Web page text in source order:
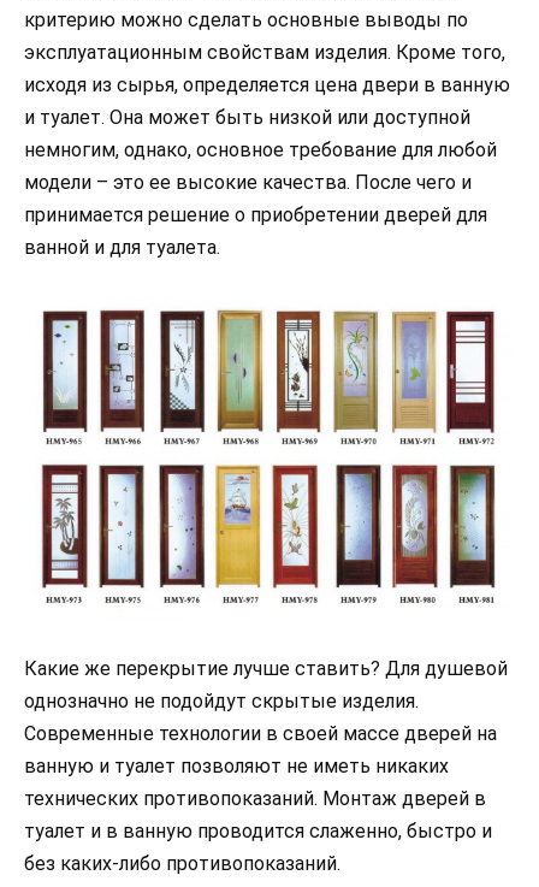
критерию можно сделать основные выводы по
эксплуатационным свойствам изделия. Кроме того,
исходя из сырья, определяется цена двери в ванную
и туалет. Она может быть низкой или доступной
немногим, однако, основное требование для любой
модели – это ее высокие качества. После чего и
принимается решение о приобретении дверей для
ванной и для туалета.
Какие же перекрытие лучше ставить? Для душевой
однозначно не подойдут скрытые изделия.
Современные технологии в своей массе дверей на
ванную и туалет позволяют не иметь никаких
технических противопоказаний. Монтаж дверей в
туалет и в ванную проводится слаженно, быстро и
без каких-либо противопоказаний.